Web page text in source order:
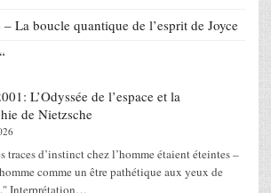
La boucle quantique de l’esprit de Joyce
L’Odyssée de l’espace et la
de Nietzsche
traces d’instinct chez l’homme étaient éteintes –
comme un être pathétique aux yeux de
Interprétation…